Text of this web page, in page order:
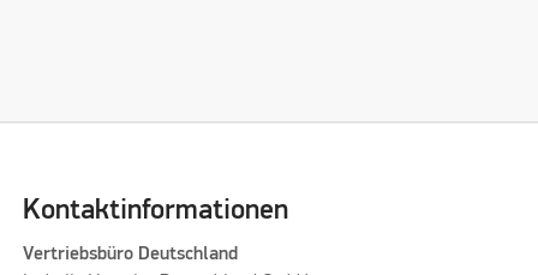
Kontaktinformationen
Vertriebsbüro Deutschland